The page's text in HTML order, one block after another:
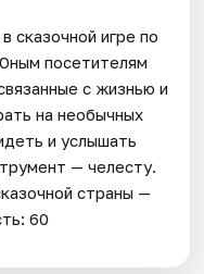
сказочной игре по
посетителям
с жизнью и
на необычных
и услышать
— челесту.
страны —
60